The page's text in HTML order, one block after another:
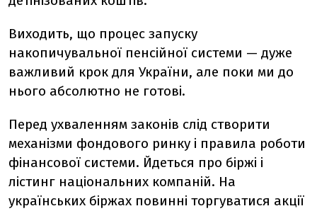
Виходить, що процес запуску
накопичувальної пенсійної системи — дуже
важливий крок для України, але поки ми до
нього абсолютно не готові.
Перед ухваленням законів слід створити
механізми фондового ринку і правила роботи
фінансової системи. Йдеться про біржі і
лістинг національних компаній. На
українських біржах повинні торгуватися акції